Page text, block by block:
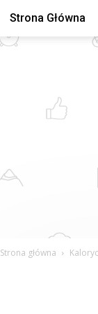
Strona Główna
Strona główna